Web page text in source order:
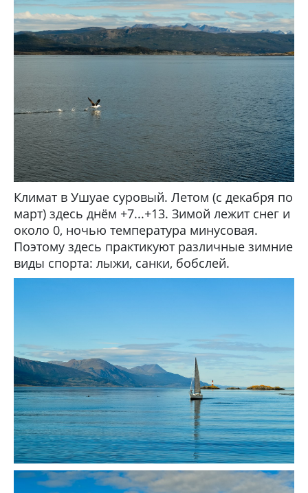
Климат в Ушуае суровый. Летом (с декабря по
март) здесь днём +7...+13. Зимой лежит снег и
около 0, ночью температура минусовая.
Поэтому здесь практикуют различные зимние
виды спорта: лыжи, санки, бобслей.